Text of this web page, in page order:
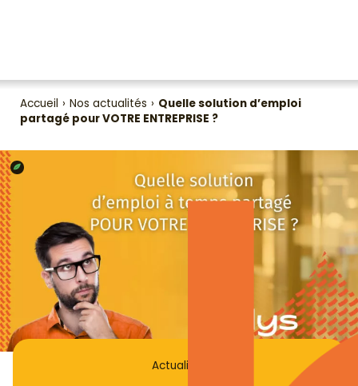
Accueil › Nos actualités › Quelle solution d’emploi
partagé pour VOTRE ENTREPRISE ?
Actualités